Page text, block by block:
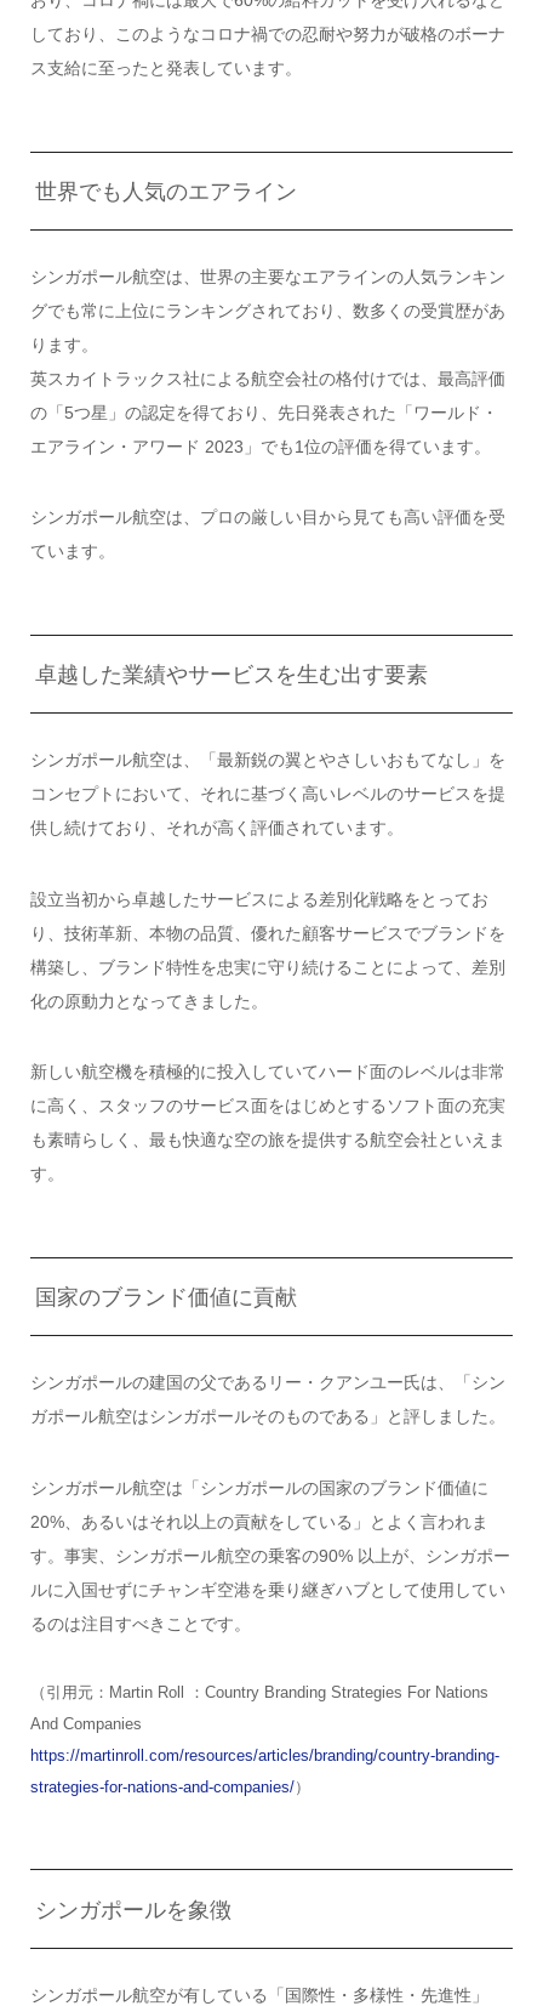
しており、このようなコロナ禍での忍耐や努力が破格のボーナ
ス支給に至ったと発表しています。
世界でも人気のエアライン
シンガポール航空は、世界の主要なエアラインの人気ランキン
グでも常に上位にランキングされており、数多くの受賞歴があ
ります。
英スカイトラックス社による航空会社の格付けでは、最高評価
の「5つ星」の認定を得ており、先日発表された「ワールド・
エアライン・アワード 2023」でも1位の評価を得ています。
シンガポール航空は、プロの厳しい目から見ても高い評価を受
ています。
卓越した業績やサービスを生む出す要素
シンガポール航空は、「最新鋭の翼とやさしいおもてなし」を
コンセプトにおいて、それに基づく高いレベルのサービスを提
供し続けており、それが高く評価されています。
設立当初から卓越したサービスによる差別化戦略をとってお
り、技術革新、本物の品質、優れた顧客サービスでブランドを
構築し、ブランド特性を忠実に守り続けることによって、差別
化の原動力となってきました。
新しい航空機を積極的に投入していてハード面のレベルは非常
に高く、スタッフのサービス面をはじめとするソフト面の充実
も素晴らしく、最も快適な空の旅を提供する航空会社といえま
す。
国家のブランド価値に貢献
シンガポールの建国の父であるリー・クアンユー氏は、「シン
ガポール航空はシンガポールそのものである」と評しました。
シンガポール航空は「シンガポールの国家のブランド価値に
20%、あるいはそれ以上の貢献をしている」とよく言われま
す。事実、シンガポール航空の乗客の90% 以上が、シンガポー
ルに入国せずにチャンギ空港を乗り継ぎハブとして使用してい
るのは注目すべきことです。
（引用元：Martin Roll ：Country Branding Strategies For Nations
And Companies
https://martinroll.com/resources/articles/branding/country-branding-
strategies-for-nations-and-companies/）
シンガポールを象徴
シンガポール航空が有している「国際性・多様性・先進性」